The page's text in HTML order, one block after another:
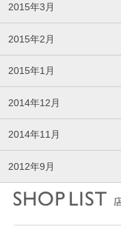
2015年3月
2015年2月
2015年1月
2014年12月
2014年11月
2012年9月